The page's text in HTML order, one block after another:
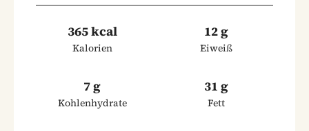
365 kcal
Kalorien
12 g
Eiweiß
7 g
Kohlenhydrate
31 g
Fett